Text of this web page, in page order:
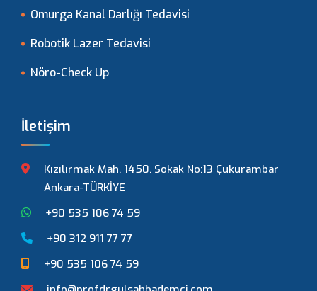
Omurga Kanal Darlığı Tedavisi
Robotik Lazer Tedavisi
Nöro-Check Up
İletişim
Kızılırmak Mah. 1450. Sokak No:13 Çukurambar
Ankara-TÜRKİYE
+90 535 106 74 59
+90 312 911 77 77
+90 535 106 74 59